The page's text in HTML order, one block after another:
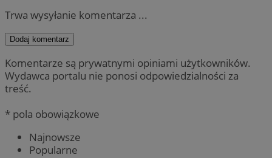
Trwa wysyłanie komentarza ...
Dodaj komentarz
Komentarze są prywatnymi opiniami użytkowników.
Wydawca portalu nie ponosi odpowiedzialności za
treść.
* pola obowiązkowe
Najnowsze
Popularne